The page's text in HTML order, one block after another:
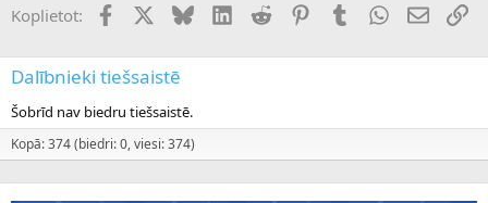
Koplietot: FacebookX (Twitter)
BlueskyLinkedInReddit PinterestTumblrWhatsApp
E-pasts
Dalībnieki tiešsaistē
Šobrīd nav biedru tiešsaistē.
Kopā: 374 (biedri: 0, viesi: 374)